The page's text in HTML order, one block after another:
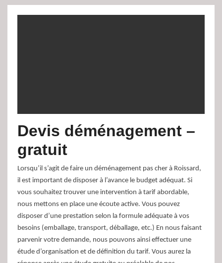
Devis déménagement –
gratuit
Lorsqu’il s’agit de faire un déménagement pas cher à Roissard,
il est important de disposer à l’avance le budget adéquat. Si
vous souhaitez trouver une intervention à tarif abordable,
nous mettons en place une écoute active. Vous pouvez
disposer d’une prestation selon la formule adéquate à vos
besoins (emballage, transport, déballage, etc.) En nous faisant
parvenir votre demande, nous pouvons ainsi effectuer une
étude d’organisation et de définition du tarif. Vous aurez la